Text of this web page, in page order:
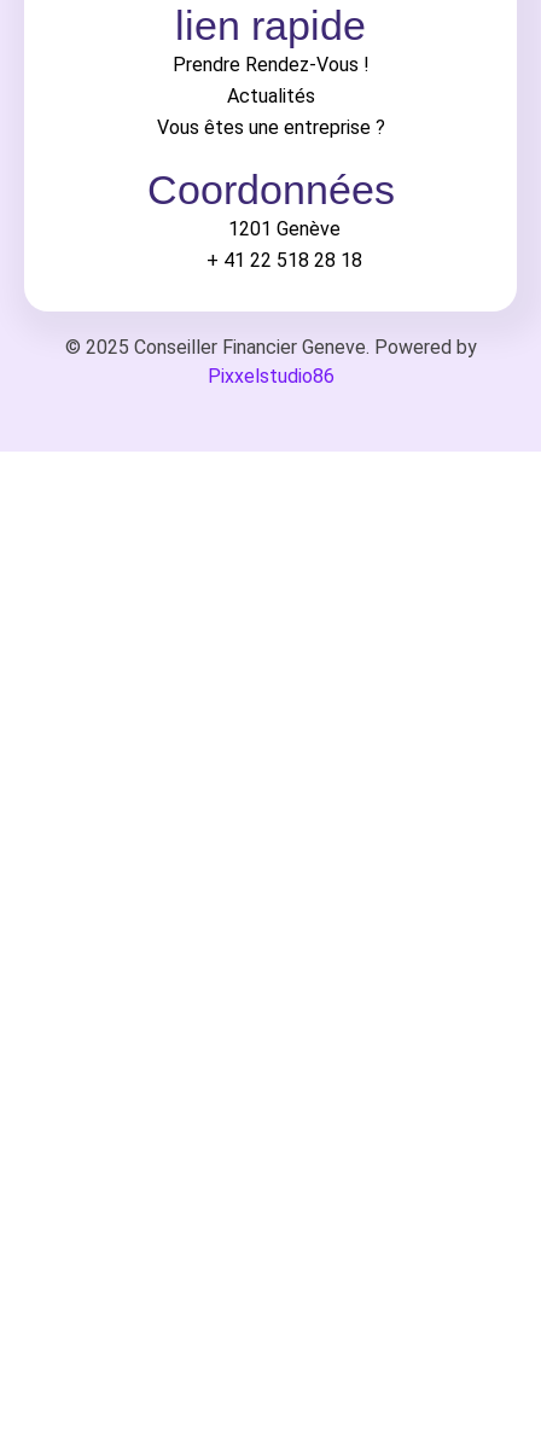
lien rapide
Prendre Rendez-Vous !
Actualités
Vous êtes une entreprise ?
Coordonnées
1201 Genève
+ 41 22 518 28 18
© 2025 Conseiller Financier Geneve. Powered by
Pixxelstudio86